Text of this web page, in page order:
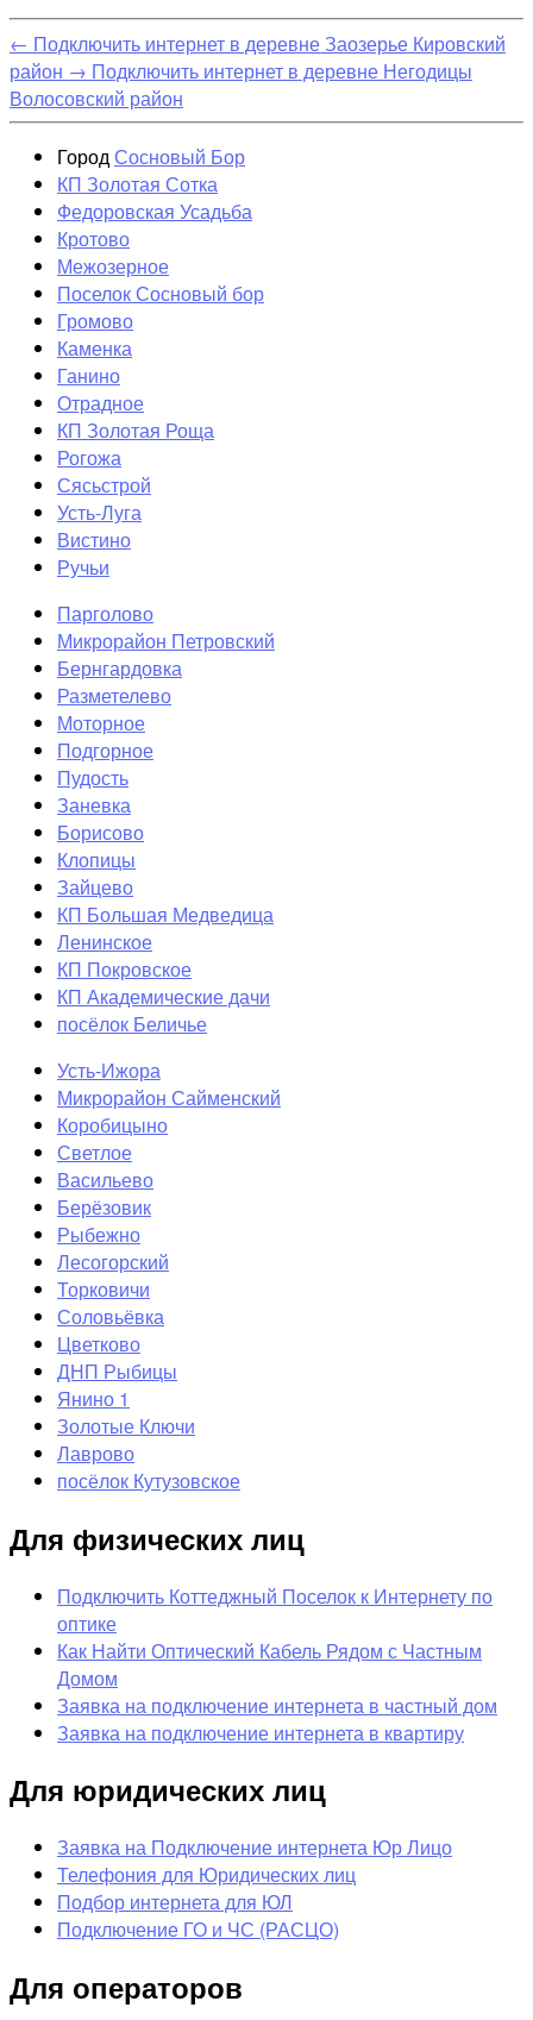
← Подключить интернет в деревне Заозерье Кировский
район → Подключить интернет в деревне Негодицы
Волосовский район
ГородСосновый Бор
КП Золотая Сотка
Федоровская Усадьба
Кротово
Межозерное
Поселок Сосновый бор
Громово
Каменка
Ганино
Отрадное
КП Золотая Роща
Рогожа
Сясьстрой
Усть-Луга
Вистино
Ручьи
Парголово
Микрорайон Петровский
Бернгардовка
Разметелево
Моторное
Подгорное
Пудость
Заневка
Борисово
Клопицы
Зайцево
КП Большая Медведица
Ленинское
КП Покровское
КП Академические дачи
посёлок Беличье
Усть-Ижора
Микрорайон Сайменский
Коробицыно
Светлое
Васильево
Берёзовик
Рыбежно
Лесогорский
Торковичи
Соловьёвка
Цветково
ДНП Рыбицы
Янино 1
Золотые Ключи
Лаврово
посёлок Кутузовское
Для физических лиц
Подключить Коттеджный Поселок к Интернету по
оптике
Как Найти Оптический Кабель Рядом с Частным
Домом
Заявка на подключение интернета в частный дом
Заявка на подключение интернета в квартиру
Для юридических лиц
Заявка на Подключение интернета Юр Лицо
Телефония для Юридических лиц
Подбор интернета для ЮЛ
Подключение ГО и ЧС (РАСЦО)
Для операторов